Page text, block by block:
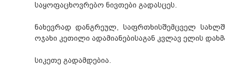
საყოფაცხოვრებო ნივთები გადასცეს.
ნახევრად დანგრეულ, საფრთხისშემცველ
ოჯახი კეთილი ადამიანებისაგან კვლავ ელის
სიკეთე გადამდებია.